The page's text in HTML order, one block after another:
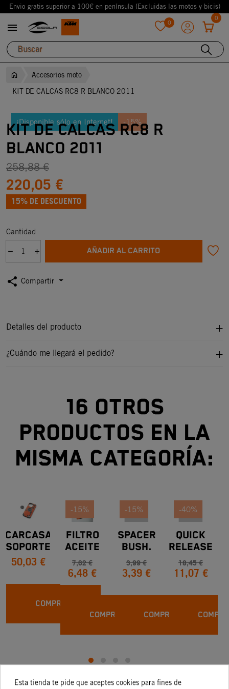
Envio gratis superior a 100€ en península (Excluidas las motos y bicis)
 0
0
Accesorios moto
KIT DE CALCAS RC8 R BLANCO 2011
¡Disponible sólo en Internet! -15%
KIT DE CALCAS RC8 R
BLANCO 2011
258,88 €
220,05 €
15% DE DESCUENTO
Cantidad
AÑADIR AL CARRITO
share Compartir
Detalles del producto
¿Cuándo me llegará el pedido?
16 otros
productos en la
misma categoría:
CARCASA
SOPORTE
KTM PARA
IPHONE 14
STREET,
50,03 €
COMPRAR
-15%
FILTRO
ACEITE
KTM 250
F Y 690
RALLY
FACTORY
7,62 €
6,48 €
COMPRAR
-15%
SPACER
BUSH.
SPRING
BRACKET
3,99 €
3,39 €
COMPRAR
-40%
QUICK
RELEASE
CPL. 50
SXR '97
18,45 €
11,07 €
Esta tienda te pide que aceptes cookies para fines de